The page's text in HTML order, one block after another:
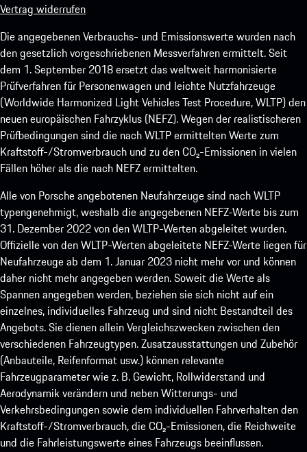
Vertrag widerrufen
Die angegebenen Verbrauchs- und Emissionswerte wurden nach
den gesetzlich vorgeschriebenen Messverfahren ermittelt. Seit
dem 1. September 2018 ersetzt das weltweit harmonisierte
Prüfverfahren für Personenwagen und leichte Nutzfahrzeuge
(Worldwide Harmonized Light Vehicles Test Procedure, WLTP) den
neuen europäischen Fahrzyklus (NEFZ). Wegen der realistischeren
Prüfbedingungen sind die nach WLTP ermittelten Werte zum
Kraftstoff-/Stromverbrauch und zu den CO₂-Emissionen in vielen
Fällen höher als die nach NEFZ ermittelten.
Alle von Porsche angebotenen Neufahrzeuge sind nach WLTP
typengenehmigt, weshalb die angegebenen NEFZ-Werte bis zum
31. Dezember 2022 von den WLTP-Werten abgeleitet wurden.
Offizielle von den WLTP-Werten abgeleitete NEFZ-Werte liegen für
Neufahrzeuge ab dem 1. Januar 2023 nicht mehr vor und können
daher nicht mehr angegeben werden. Soweit die Werte als
Spannen angegeben werden, beziehen sie sich nicht auf ein
einzelnes, individuelles Fahrzeug und sind nicht Bestandteil des
Angebots. Sie dienen allein Vergleichszwecken zwischen den
verschiedenen Fahrzeugtypen. Zusatzausstattungen und Zubehör
(Anbauteile, Reifenformat usw.) können relevante
Fahrzeugparameter wie z. B. Gewicht, Rollwiderstand und
Aerodynamik verändern und neben Witterungs- und
Verkehrsbedingungen sowie dem individuellen Fahrverhalten den
Kraftstoff-/Stromverbrauch, die CO₂-Emissionen, die Reichweite
und die Fahrleistungswerte eines Fahrzeugs beeinflussen.